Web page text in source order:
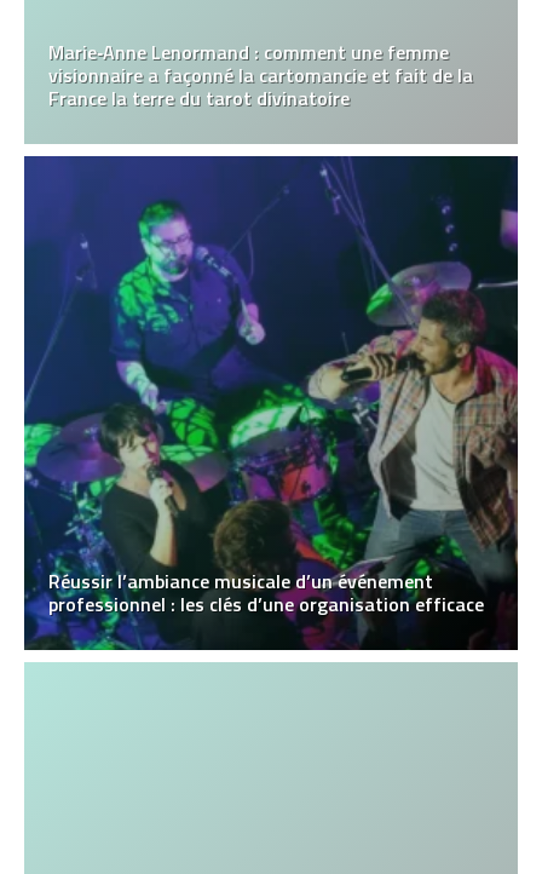
Marie‑Anne Lenormand : comment une femme
visionnaire a façonné la cartomancie et fait de la
France la terre du tarot divinatoire
Réussir l’ambiance musicale d’un événement
professionnel : les clés d’une organisation efficace